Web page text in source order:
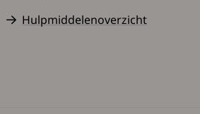
Hulpmiddelenoverzicht